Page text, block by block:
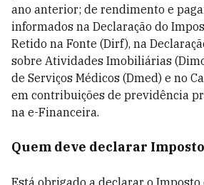
ano anterior; de rendimento e
informados na Declaração do
Retido na Fonte (Dirf), na
sobre Atividades Imobiliárias
de Serviços Médicos (Dmed) e no
em contribuições de previdência
na e-Financeira.
Quem deve declarar
Está obrigado a declarar o Imposto